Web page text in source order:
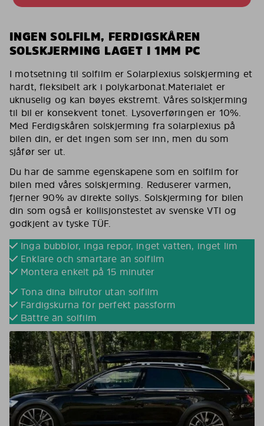
INGEN SOLFILM, FERDIGSKÅREN
SOLSKJERMING LAGET I 1MM PC
I motsetning til solfilm er Solarplexius solskjerming et
hardt, fleksibelt ark i polykarbonat.Materialet er
uknuselig og kan bøyes ekstremt. Våres solskjerming
til bil er konsekvent tonet. Lysoverføringen er 10%.
Med Ferdigskåren solskjerming fra solarplexius på
bilen din, er det ingen som ser inn, men du som
sjåfør ser ut.
Du har de samme egenskapene som en solfilm for
bilen med våres solskjerming. Reduserer varmen,
fjerner 90% av direkte sollys. Solskjerming for bilen
din som også er kollisjonstestet av svenske VTI og
godkjent av tyske TÜF.
Inga bubblor, inga repor, inget vatten, inget lim
Enklare och smartare än solfilm
Montera enkelt på 15 minuter
Tona dina bilrutor utan solfilm
Färdigskurna för perfekt passform
Bättre än solfilm